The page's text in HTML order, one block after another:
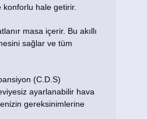
hale getirir.
masa içerir. Bu akıllı
sağlar ve tüm
(C.D.S)
ayarlanabilir hava
gereksinimlerine